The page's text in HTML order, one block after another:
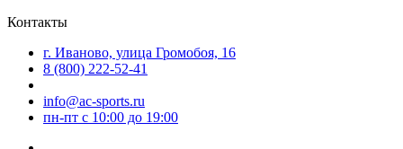
Контакты
г. Иваново, улица Громобоя, 16
8 (800) 222-52-41
info@ac-sports.ru
пн-пт c 10:00 до 19:00